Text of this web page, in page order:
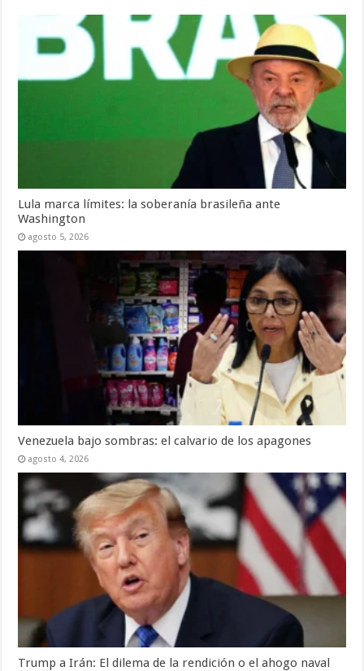
Lula marca límites: la soberanía brasileña ante
Washington
agosto 5, 2026
Venezuela bajo sombras: el calvario de los apagones
agosto 4, 2026
Trump a Irán: El dilema de la rendición o el ahogo naval